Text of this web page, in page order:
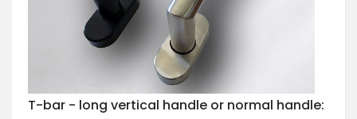
T-bar - long vertical handle or normal handle: